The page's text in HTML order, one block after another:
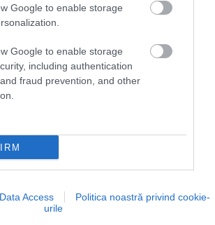
Google to enable storage
Google to enable storage
including authentication
fraud prevention, and other
Data Access
Politica noastră privind cookie-
urile